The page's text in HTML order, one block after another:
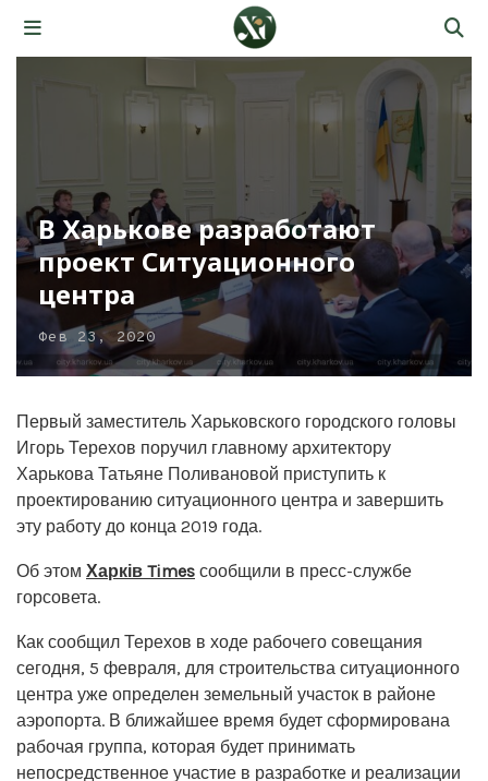
В Харькове разработают
проект Ситуационного
центра
Фев 23, 2020
Первый заместитель Харьковского городского головы
Игорь Терехов поручил главному архитектору
Харькова Татьяне Поливановой приступить к
проектированию ситуационного центра и завершить
эту работу до конца 2019 года.
Об этом Харків Times сообщили в пресс-службе
горсовета.
Как сообщил Терехов в ходе рабочего совещания
сегодня, 5 февраля, для строительства ситуационного
центра уже определен земельный участок в районе
аэропорта. В ближайшее время будет сформирована
рабочая группа, которая будет принимать
непосредственное участие в разработке и реализации